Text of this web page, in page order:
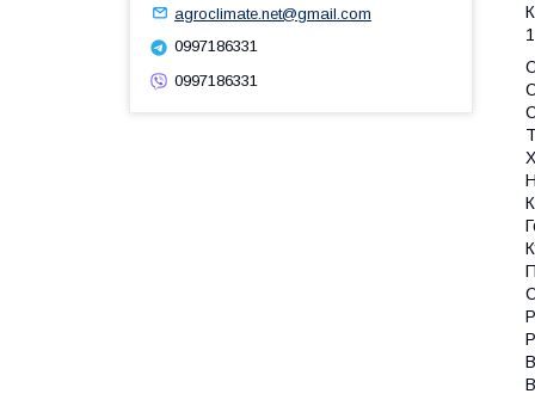
agroclimate.net@gmail.com
0997186331
0997186331